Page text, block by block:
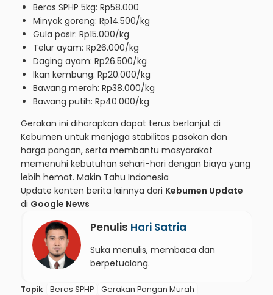
Beras SPHP 5kg: Rp58.000
Minyak goreng: Rp14.500/kg
Gula pasir: Rp15.000/kg
Telur ayam: Rp26.000/kg
Daging ayam: Rp26.500/kg
Ikan kembung: Rp20.000/kg
Bawang merah: Rp38.000/kg
Bawang putih: Rp40.000/kg
Gerakan ini diharapkan dapat terus berlanjut di
Kebumen untuk menjaga stabilitas pasokan dan
harga pangan, serta membantu masyarakat
memenuhi kebutuhan sehari-hari dengan biaya yang
lebih hemat. Makin Tahu Indonesia
Update konten berita lainnya dari Kebumen Update
di Google News
Penulis Hari Satria
Suka menulis, membaca dan
berpetualang.
Topik Beras SPHP Gerakan Pangan Murah